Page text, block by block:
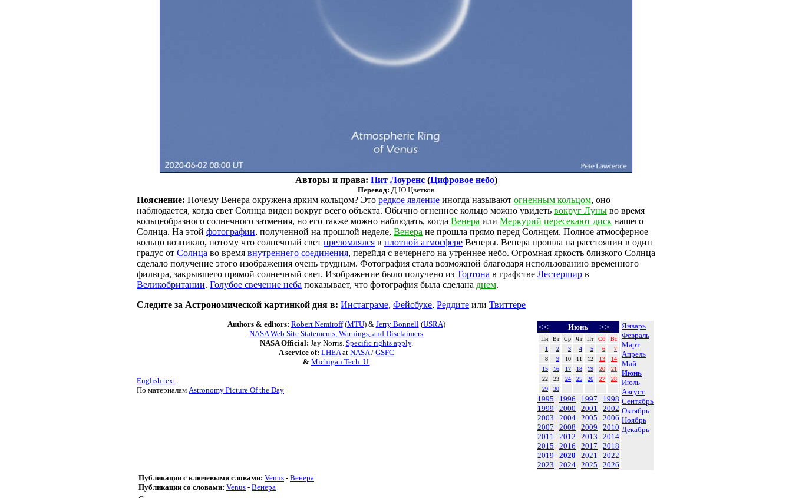
Авторы и права: Пит Лоуренс(Цифровое небо)
Перевод: Д.Ю.Цветков
Пояснение: Почему Венера окружена ярким кольцом? Это редкое явление иногда называют огненным кольцом, оно
наблюдается, когда свет Солнца виден вокруг всего объекта. Обычно огненное кольцо можно увидеть вокруг Луны во время
кольцеобразного солнечного затмения, но его также можно наблюдать, когда Венера или Меркурий пересекают диск нашего
Солнца. На этой фотографии, полученной на прошлой неделе, Венера не прошла прямо перед Солнцем. Полное атмосферное
кольцо возникло, потому что солнечный свет преломлялся в плотной атмосфере Венеры. Венера прошла на расстоянии в один
градус от Солнца во время внутреннего соединения, перейдя с вечернего на утреннее небо. Огромная яркость близкого Солнца
сделало получение этого изображения очень трудным. Фотография стала возможной благодаря использованию временного
фильтра, закрывшего прямой солнечный свет. Изображение было получено из Тортона в графстве Лестершир в
Великобритании. Голубое свечение неба показывает, что фотография была сделана днем.
Следите за Астрономической картинкой дня в: Инстаграме, Фейсбуке, Реддите или Твиттере
<< Июнь >>
Пн Вт Ср Чт Пт Сб
Вс
1
2 3 4 5 6
7
8
9 10 11 12 13
14
15
16 17 18 19 20
21
22
23 24 25 26 27
28
29
30
1995 1996 1997
1998
1999
2000 2001
2002
2003
2004 2005
2006
2007
2008 2009
2010
2011
2012 2013
2014
2015
2016 2017
2018
2019
2020 2021
2022
2023
2024 2025 2026
Январь
Февраль
Март
Апрель
Май
Июнь
Июль
Август
Сентябрь
Октябрь
Ноябрь
Декабрь
Authors & editors: Robert Nemiroff(MTU) & Jerry Bonnell(USRA)
NASA Web Site Statements, Warnings, and Disclaimers
NASA Official: Jay Norris. Specific rights apply.
A service of: LHEAat NASA/ GSFC
& Michigan Tech. U.
English text
По материалам Astronomy Picture Of the Day
Публикации с ключевыми словами: Venus - Венера
Публикации со словами: Venus - Венера